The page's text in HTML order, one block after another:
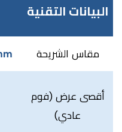
البيانات التقنية
مقاس الشريحة
أقصى عرض (فوم
عادي)